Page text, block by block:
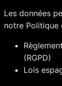
Les données
notre Politique
(RGPD)
Lois